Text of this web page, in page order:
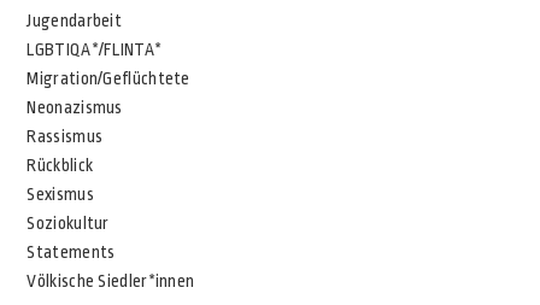
Jugendarbeit
LGBTIQA*/FLINTA*
Migration/Geflüchtete
Neonazismus
Rassismus
Rückblick
Sexismus
Soziokultur
Statements
Völkische Siedler*innen